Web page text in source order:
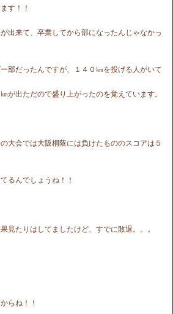
す！！
出来て、卒業してから部になったんじゃなかっ
部だったんですが、１４０㎞を投げる人がいて
が出ただので盛り上がったのを覚えています。
大会では大阪桐蔭には負けたもののスコアは５
るんでしょうね！！
見たりはしてましたけど、すでに敗退。。。
らね！！